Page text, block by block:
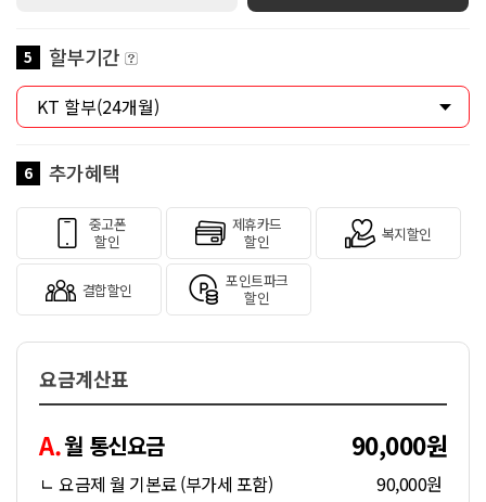
5 할부기간
6 추가혜택
중고폰
할인
제휴카드
할인
복지할인
결합할인
포인트파크
할인
요금계산표
A.월 통신요금 90,000원
ㄴ 요금제 월 기본료 (부가세 포함) 90,000원